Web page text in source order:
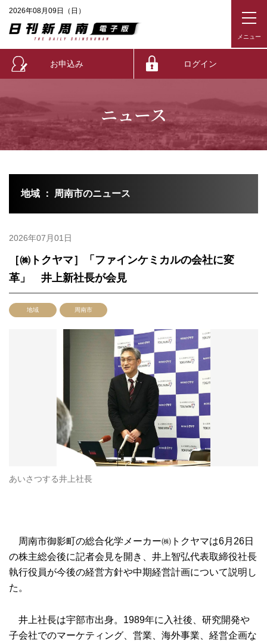
2026年08月09日（日）
お申込み ログイン
ニュース
地域 ： 周南市のニュース
2026年07月01日
［㈱トクヤマ］「ファインケミカルの会社に変
革」 井上新社長が会見
地域 周南市
あいさつする井上社長
周南市御影町の総合化学メーカー㈱トクヤマは6月26日
の株主総会後に記者会見を開き、井上智弘代表取締役社長
執行役員が今後の経営方針や中期経営計画について説明し
た。
井上社長は宇部市出身。1989年に入社後、研究開発や
子会社でのマーケティング、営業、海外事業、経営企画な